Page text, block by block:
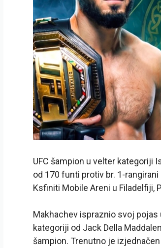
UFC šampion u velter kategoriji
od 170 funti protiv br. 1-
Ksfiniti Mobile Areni u Filadelfiji,
Makhachev ispraznio svoj
kategoriji od Jack Della
šampion. Trenutno je